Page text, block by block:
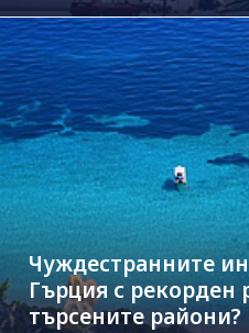
Чуждестранните
Гърция с рекорден
търсените райони?